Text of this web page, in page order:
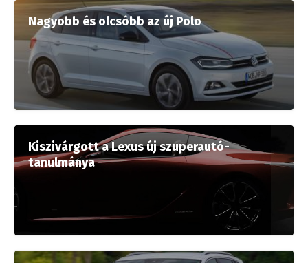
Nagyobb és olcsóbb az új Polo
Kiszivárgott a Lexus új szuperautó-
tanulmánya